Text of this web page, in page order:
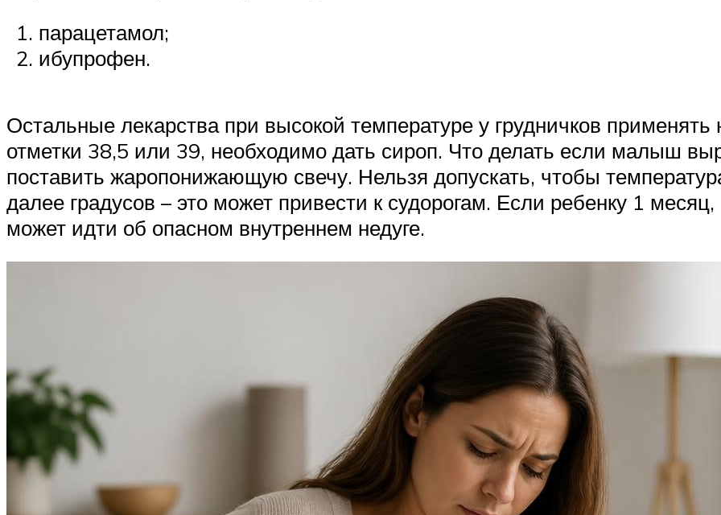
парацетамол;
ибупрофен.
Остальные лекарства при высокой температуре у грудничков
отметки 38,5 или 39, необходимо дать сироп. Что делать если малыш
поставить жаропонижающую свечу. Нельзя допускать, чтобы
далее градусов – это может привести к судорогам. Если ребенку 1
может идти об опасном внутреннем недуге.